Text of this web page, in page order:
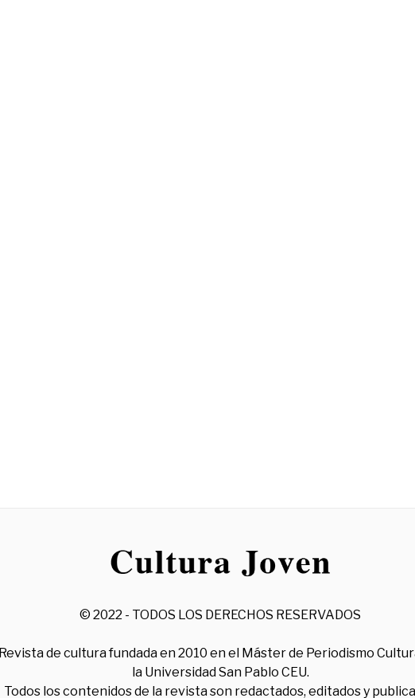
© 2022 - TODOS LOS DERECHOS RESERVADOS
Revista de cultura fundada en 2010 en el Máster de Periodismo
la Universidad San Pablo CEU.
Todos los contenidos de la revista son redactados, editados y